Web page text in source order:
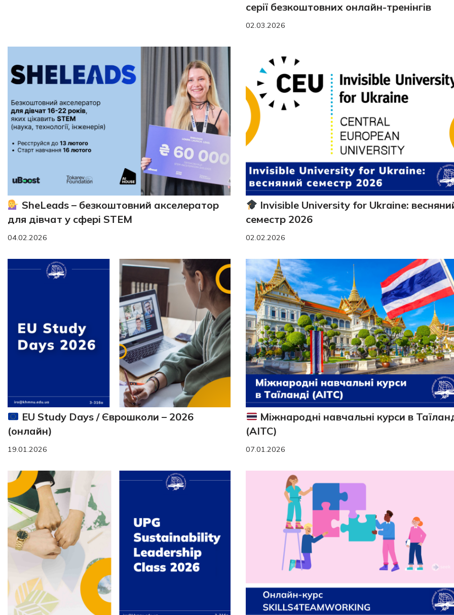
серії безкоштовних онлайн-тренінгів
02.03.2026
SheLeads – безкоштовний акселератор
для дівчат у сфері STEM
04.02.2026
Invisible University for Ukraine:
семестр 2026
02.02.2026
EU Study Days / Єврошколи – 2026
(онлайн)
19.01.2026
Міжнародні навчальні курси в
(AITC)
07.01.2026